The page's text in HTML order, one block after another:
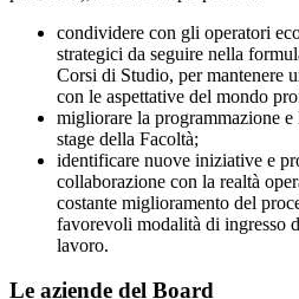
condividere con gli operatori
strategici da seguire nella
Corsi di Studio, per mantenere
con le aspettative del mondo
migliorare la programmazione
stage della Facoltà;
identificare nuove iniziative e
collaborazione con la realtà
costante miglioramento del
favorevoli modalità di ingresso
lavoro.
Le aziende del Board